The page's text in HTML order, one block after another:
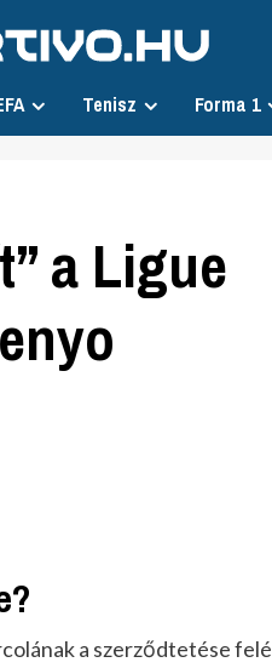
Tenisz Forma 1
a Ligue
a szerződtetése felé